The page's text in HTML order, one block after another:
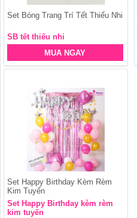
Set Bóng Trang Trí Tết Thiếu Nhi
SB tết thiếu nhi
MUA NGAY
Set Happy Birthday Kèm Rèm
Kim Tuyến
Set Happy Birthday kèm rèm
kim tuyến